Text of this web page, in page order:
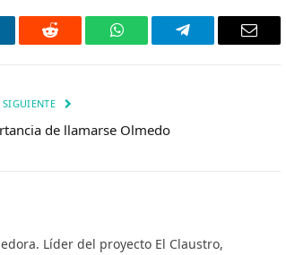
Reddit WhatsAppTelegramaCorreo
de llamarse Olmedo
Líder del proyecto El Claustro,